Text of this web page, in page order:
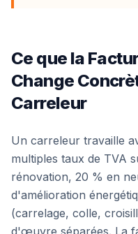
Ce que la
Change
Carreleur
Un carreleur travaille
multiples taux de TVA
rénovation, 20 % en
d'amélioration
(carrelage, colle,
d'œuvre séparées. La